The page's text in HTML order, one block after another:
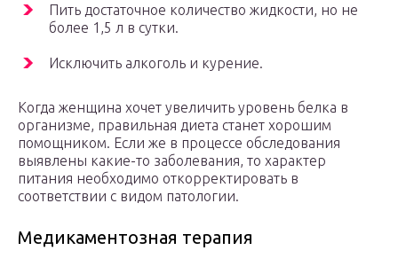
Пить достаточное количество жидкости, но не
более 1,5 л в сутки.
Исключить алкоголь и курение.
Когда женщина хочет увеличить уровень белка в
организме, правильная диета станет хорошим
помощником. Если же в процессе обследования
выявлены какие-то заболевания, то характер
питания необходимо откорректировать в
соответствии с видом патологии.
Медикаментозная терапия